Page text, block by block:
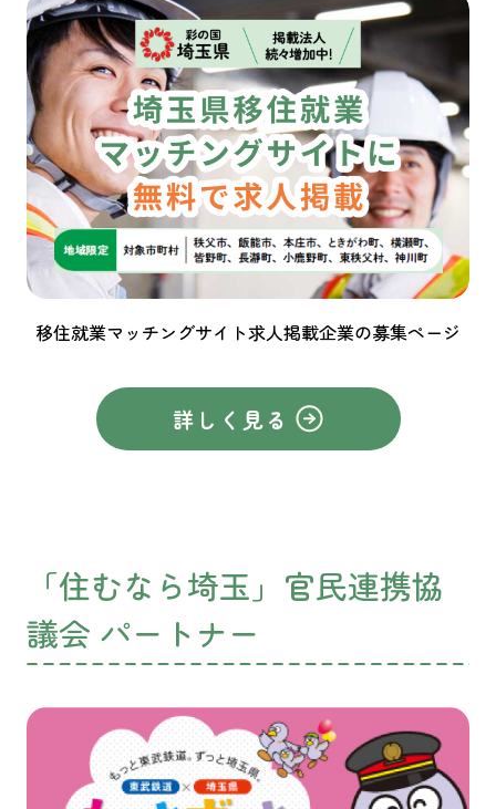
移住就業マッチングサイト求人掲載企業の募集ページ
詳しく見る
「住むなら埼玉」官民連携協
議会 パートナー